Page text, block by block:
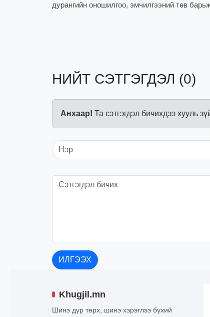
дурангийн оношилгоо, эмчилгээний төв
НИЙТ СЭТГЭГДЭЛ (0)
Анхаар! Та сэтгэгдэл бичихдээ хууль
ИЛГЭЭХ
Khugjil.mn
Шинэ дүр төрх, шинэ хэрэглээ бүхий